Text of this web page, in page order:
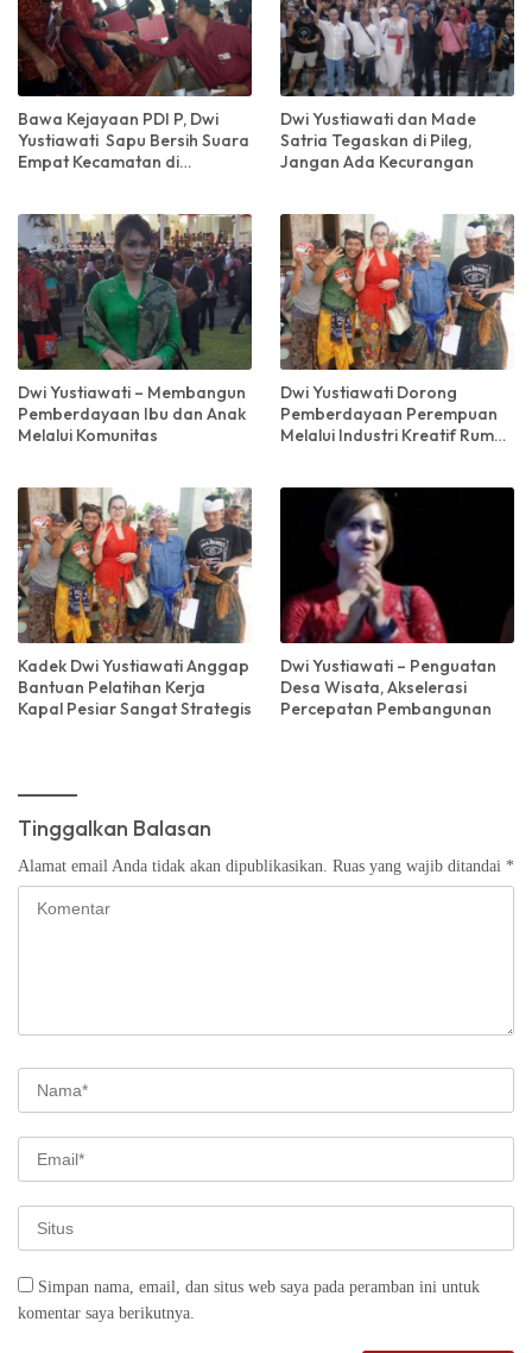
Bawa Kejayaan PDI P, Dwi
Yustiawati Sapu Bersih Suara
Empat Kecamatan di
Dwi Yustiawati dan Made
Satria Tegaskan di Pileg,
Jangan Ada Kecurangan
Dwi Yustiawati – Membangun
Pemberdayaan Ibu dan Anak
Melalui Komunitas
Dwi Yustiawati Dorong
Pemberdayaan Perempuan
Melalui Industri Kreatif Rumah
Kadek Dwi Yustiawati Anggap
Bantuan Pelatihan Kerja
Kapal Pesiar Sangat Strategis
Dwi Yustiawati – Penguatan
Desa Wisata, Akselerasi
Percepatan Pembangunan
Tinggalkan Balasan
Alamat email Anda tidak akan dipublikasikan. Ruas yang wajib ditandai *
Simpan nama, email, dan situs web saya pada peramban ini untuk
komentar saya berikutnya.